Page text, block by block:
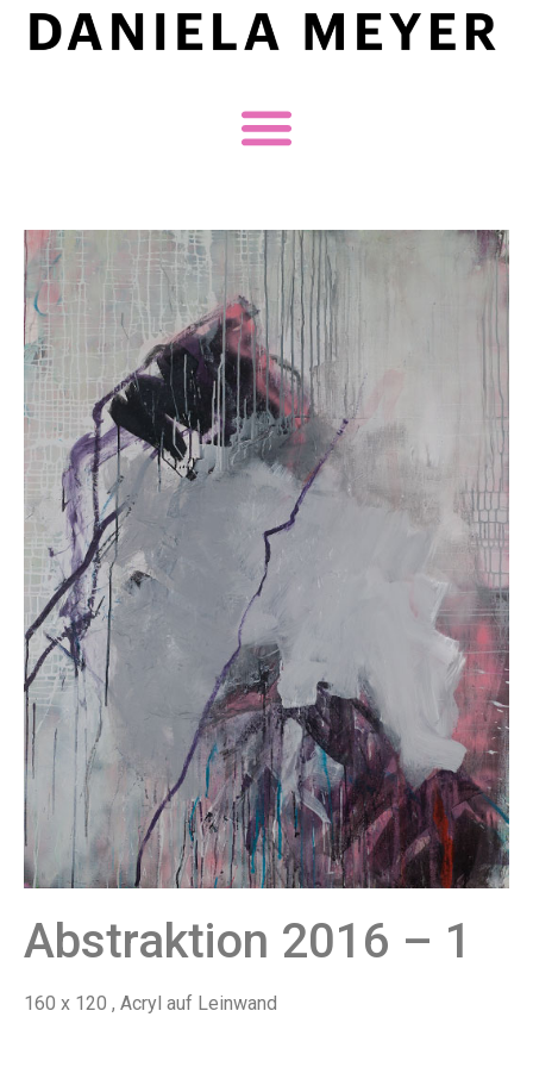
Abstraktion 2016 – 1
160 x 120 , Acryl auf Leinwand